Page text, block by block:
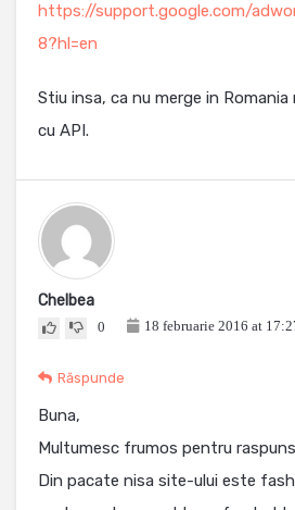
https://support.google.com/
8?hl=en
Stiu insa, ca nu merge in
cu API.
Chelbea
0 18 februarie 2016 at
Răspunde
Buna,
Multumesc frumos pentru
Din pacate nisa site-ului este